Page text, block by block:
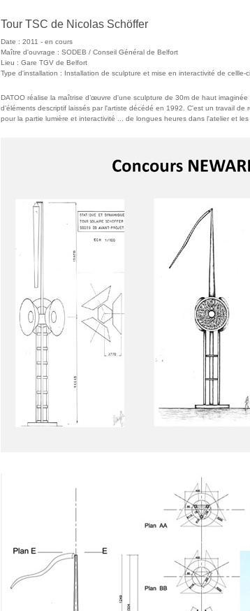
Tour TSC de Nicolas Schöffer
Date : 2011 - en cours
Maître d'ouvrage : SODEB / Conseil Général de Belfort
Lieu : Gare TGV de Belfort
Type d'installation : Installation de sculpture et mise en interactivité de cellle-ci
DATOO réalise la maîtrise d’œuvre d'une sculpture de 30m de haut
d’éléments descriptif laissés par l'artiste décédé en 1992. C'est un travail
pour la partie lumière et interactivité ... de longues heures dans l'atelier et